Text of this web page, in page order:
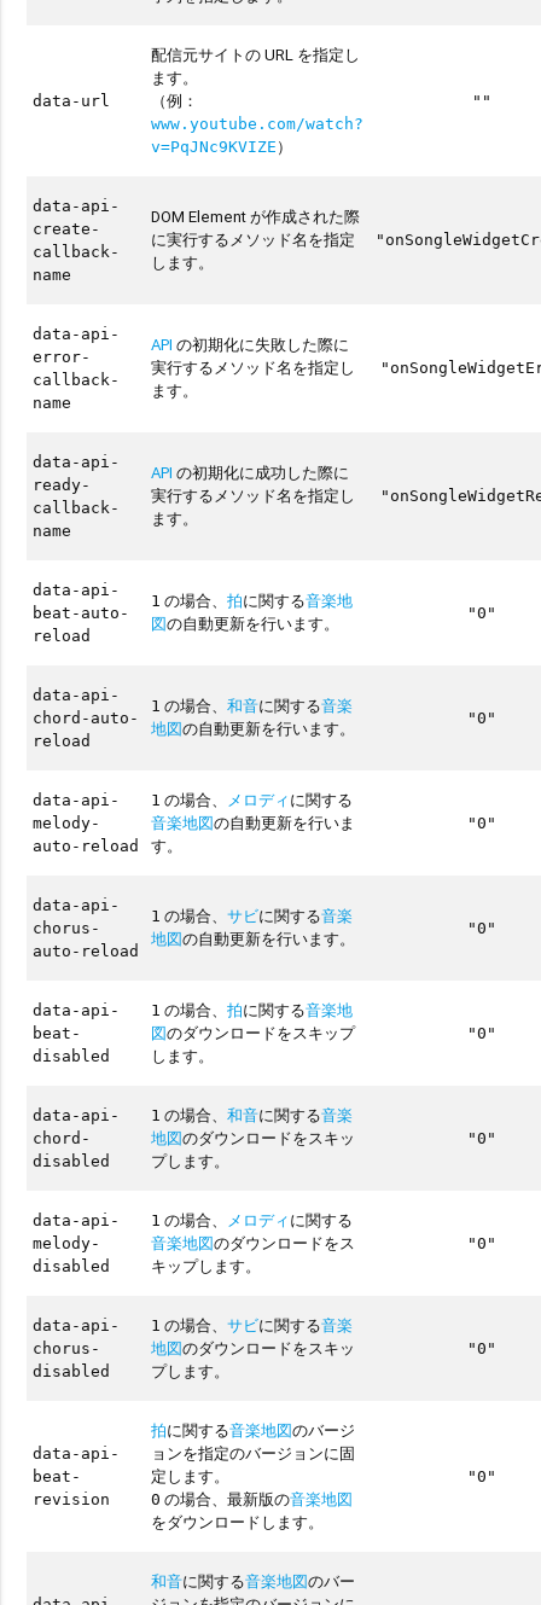
data-url
配信元サイトの URL を指定し
ます。
（例：
www.youtube.com/watch?
v=PqJNc9KVIZE ）
""
data-api-
create-
callback-
name
DOM Element が作成された際
に実行するメソッド名を指定
します。
data-api-
error-
callback-
name
API の初期化に失敗した際に
実行するメソッド名を指定し
ます。
data-api-
ready-
callback-
name
API の初期化に成功した際に
実行するメソッド名を指定し
ます。
data-api-
beat-auto-
reload
1 の場合、拍に関する音楽地
図の自動更新を行います。
"0"
data-api-
chord-auto-
reload
1 の場合、和音に関する音楽
地図の自動更新を行います。
"0"
data-api-
melody-
auto-reload
1 の場合、 メロディに関する
音楽地図の自動更新を行いま
す。
"0"
data-api-
chorus-
auto-reload
1 の場合、サビに関する音楽
地図の自動更新を行います。
"0"
data-api-
beat-
disabled
1 の場合、拍に関する音楽地
図のダウンロードをスキップ
します。
"0"
data-api-
chord-
disabled
1 の場合、和音に関する音楽
地図のダウンロードをスキッ
プします。
"0"
data-api-
melody-
disabled
1 の場合、 メロディに関する
音楽地図のダウンロードをス
キップします。
"0"
data-api-
chorus-
disabled
1 の場合、サビに関する音楽
地図のダウンロードをスキッ
プします。
"0"
data-api-
beat-
revision
拍に関する音楽地図のバージ
ョンを指定のバージョンに固
定します。
0 の場合、最新版の音楽地図
をダウンロードします。
"0"
和音に関する音楽地図のバー